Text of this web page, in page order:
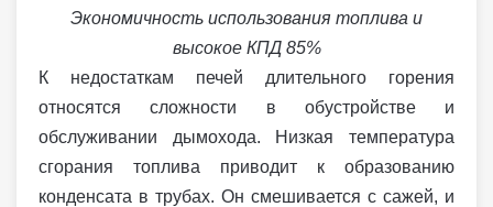
Экономичность использования топлива и
высокое КПД 85%
К недостаткам печей длительного горения
относятся сложности в обустройстве и
обслуживании дымохода. Низкая температура
сгорания топлива приводит к образованию
конденсата в трубах. Он смешивается с сажей, и